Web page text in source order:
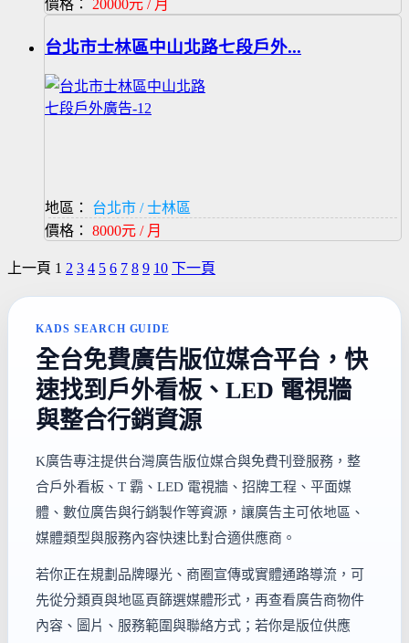
價格： 20000元 / 月
台北市士林區中山北路七段戶外...
地區：
台北市 / 士林區
價格： 8000元 / 月
上一頁 1 2 3 4 5 6 7 8 9 10 下一頁
KADS SEARCH GUIDE
全台免費廣告版位媒合平台，快
速找到戶外看板、LED 電視牆
與整合行銷資源
K廣告專注提供台灣廣告版位媒合與免費刊登服務，整
合戶外看板、T 霸、LED 電視牆、招牌工程、平面媒
體、數位廣告與行銷製作等資源，讓廣告主可依地區、
媒體類型與服務內容快速比對合適供應商。
若你正在規劃品牌曝光、商圈宣傳或實體通路導流，可
先從分類頁與地區頁篩選媒體形式，再查看廣告商物件
內容、圖片、服務範圍與聯絡方式；若你是版位供應